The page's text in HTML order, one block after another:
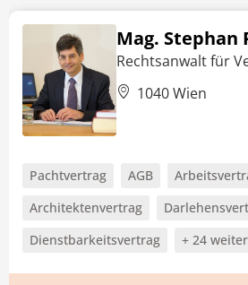
Mag. Stephan
Rechtsanwalt für
1040 Wien
Pachtvertrag AGB
Architektenvertrag
Dienstbarkeitsvertrag
+ 24